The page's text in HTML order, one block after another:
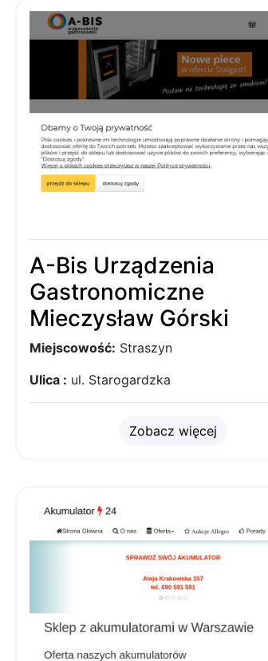
A-Bis Urządzenia
Gastronomiczne
Mieczysław Górski
Miejscowość: Straszyn
Ulica : ul. Starogardzka
Zobacz więcej